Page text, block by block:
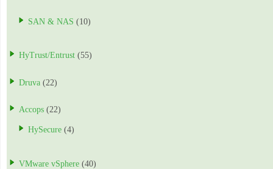
SAN & NAS (10)
HyTrust/Entrust (55)
Druva (22)
Accops (22)
HySecure (4)
VMware vSphere (40)